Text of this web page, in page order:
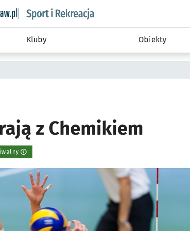
wroclaw.pl podserwis: Sport i rekreacja
Kluby Obiekty
z Chemikiem